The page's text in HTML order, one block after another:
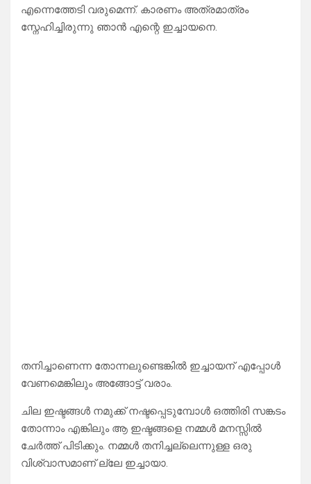
എന്നെത്തേടി വരുമെന്ന്. കാരണം അത്രമാത്രം
സ്നേഹിച്ചിരുന്നു ഞാൻ എന്റെ ഇച്ചായനെ.
തനിച്ചാണെന്ന തോന്നലുണ്ടെങ്കിൽ ഇച്ചായന് എപ്പോൾ
വേണമെങ്കിലും അങ്ങോട്ട് വരാം.
ചില ഇഷ്ടങ്ങൾ നമുക്ക് നഷ്ടപ്പെടുമ്പോൾ ഒത്തിരി സങ്കടം
തോന്നാം എങ്കിലും ആ ഇഷ്ടങ്ങളെ നമ്മൾ മനസ്സിൽ
ചേർത്ത് പിടിക്കും. നമ്മൾ തനിച്ചല്ലെന്നുള്ള ഒരു
വിശ്വാസമാണ് ല്ലേ ഇച്ചായാ.